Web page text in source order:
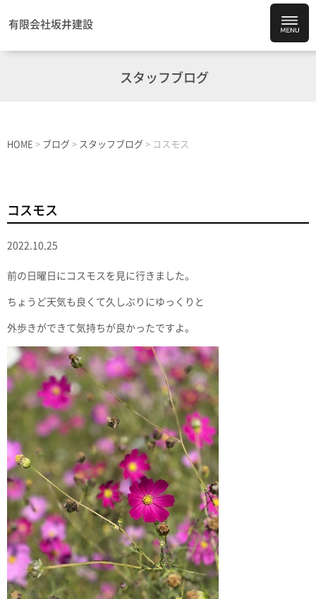
有限会社坂井建設
スタッフブログ
HOME > ブログ > スタッフブログ > コスモス
コスモス
2022.10.25
前の日曜日にコスモスを見に行きました。
ちょうど天気も良くて久しぶりにゆっくりと
外歩きができて気持ちが良かったですよ。